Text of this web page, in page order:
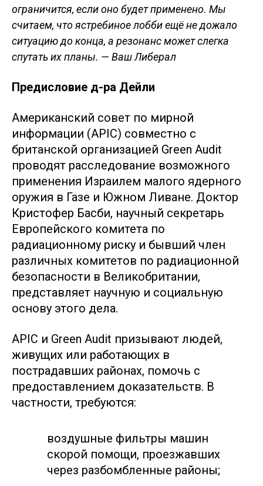
ограничится, если оно будет применено. Мы
считаем, что ястребиное лобби ещё не дожало
ситуацию до конца, а резонанс может слегка
спутать их планы. — Ваш Либерал
Предисловие д-ра Дейли
Американский совет по мирной
информации (APIC) совместно с
британской организацией Green Audit
проводят расследование возможного
применения Израилем малого ядерного
оружия в Газе и Южном Ливане. Доктор
Кристофер Басби, научный секретарь
Европейского комитета по
радиационному риску и бывший член
различных комитетов по радиационной
безопасности в Великобритании,
представляет научную и социальную
основу этого дела.
APIC и Green Audit призывают людей,
живущих или работающих в
пострадавших районах, помочь с
предоставлением доказательств. В
частности, требуются:
воздушные фильтры машин
скорой помощи, проезжавших
через разбомбленные районы;